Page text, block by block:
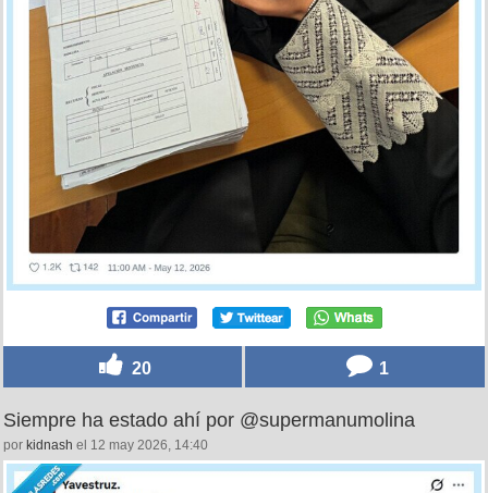
20 1
Siempre ha estado ahí por @supermanumolina
por kidnash el 12 may 2026, 14:40